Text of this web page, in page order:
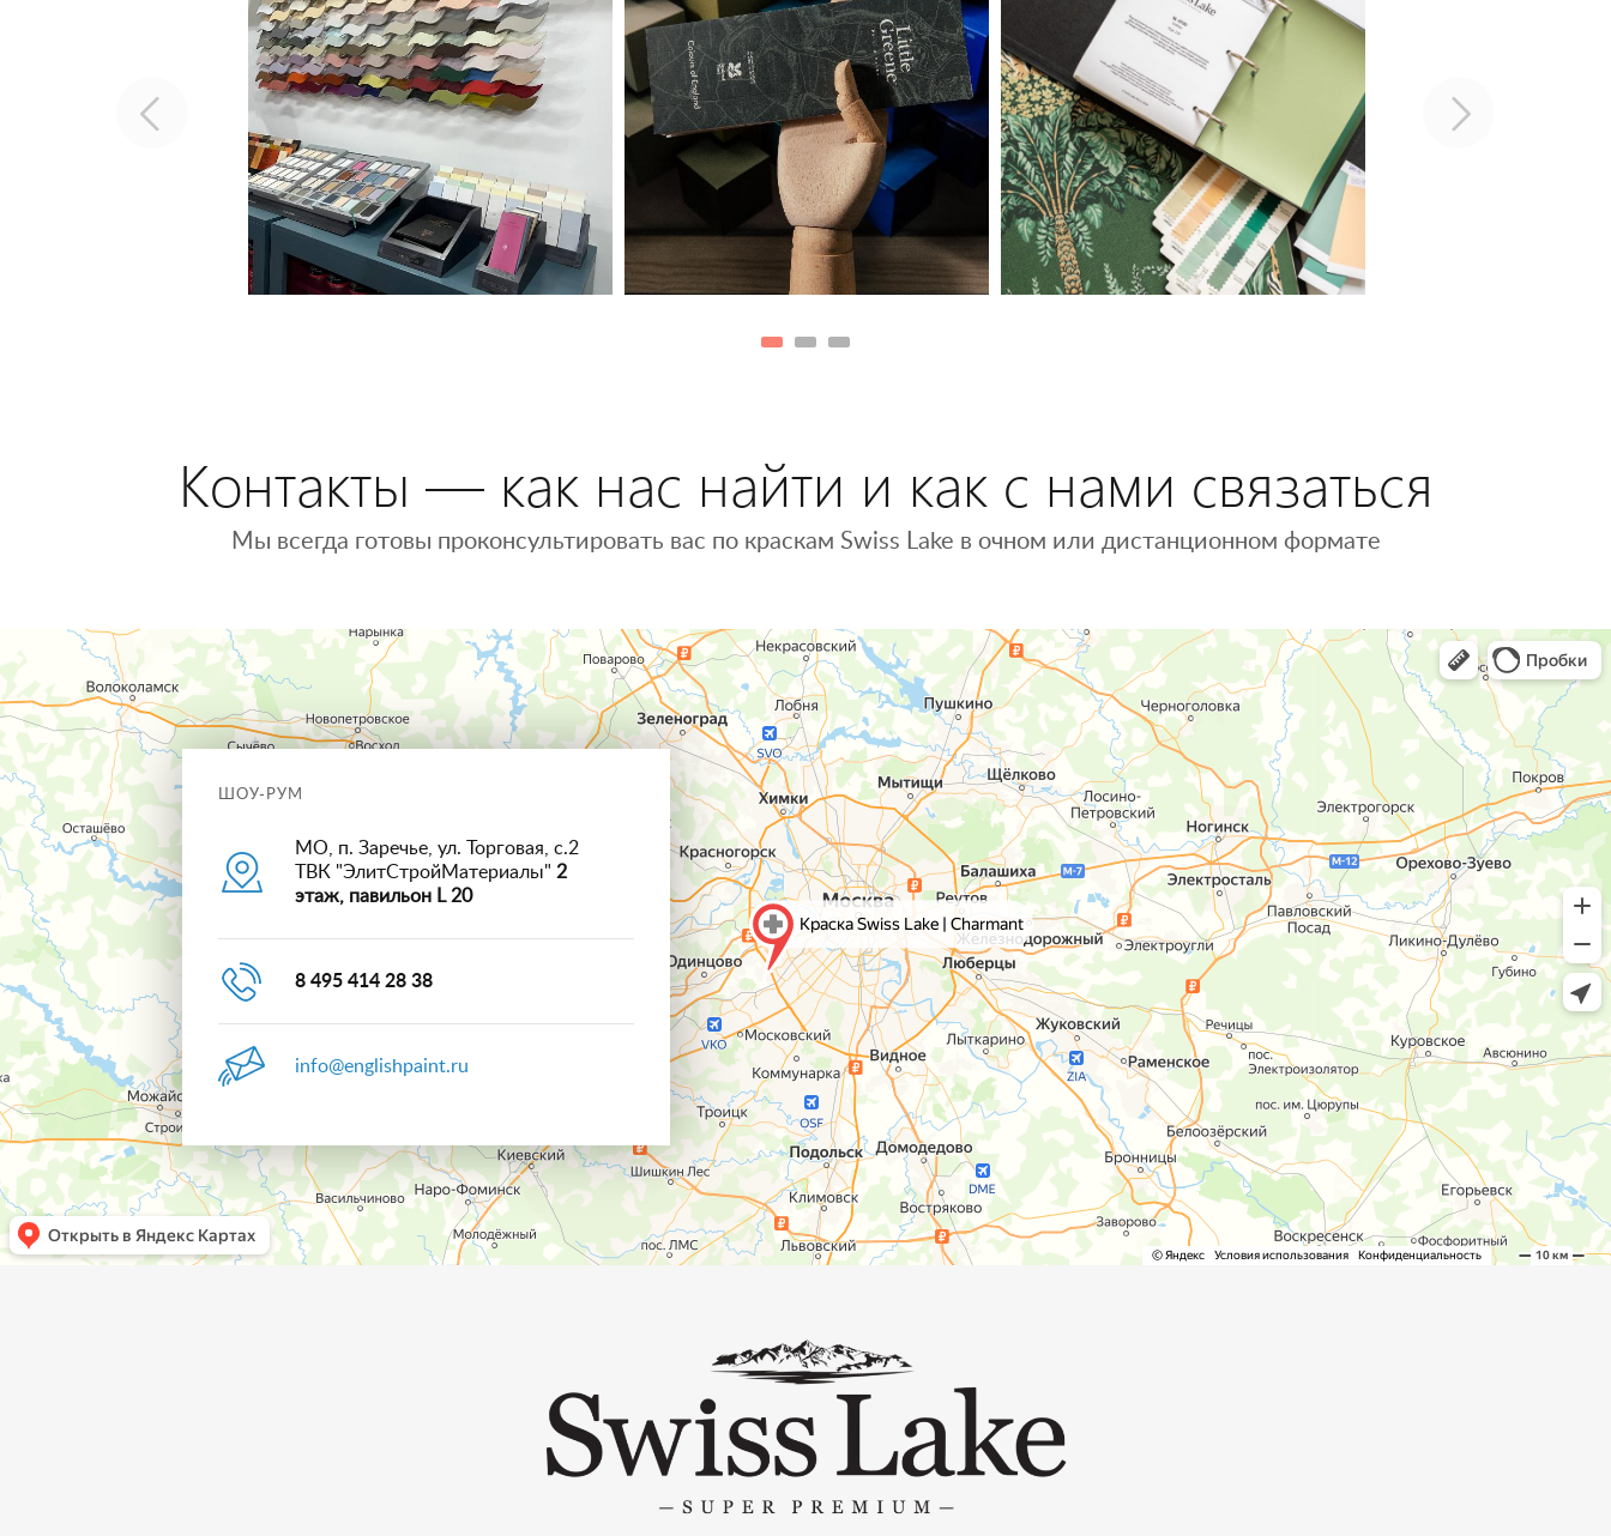
Контакты — как нас найти и как с нами связаться
Мы всегда готовы проконсультировать вас по краскам Swiss Lake в очном или дистанционном формате
ШОУ-РУМ
МО, п. Заречье, ул. Торговая, с.2
ТВК "ЭлитСтройМатериалы" 2
этаж, павильон L 20
8 495 414 28 38
info@englishpaint.ru